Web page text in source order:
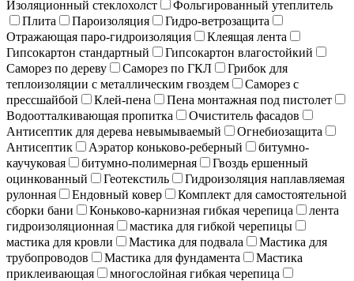
Изоляционный стеклохолст
Фольгированный утеплитель
Плита
Пароизоляция
Гидро-ветрозащита
Отражающая паро-гидроизоляция
Клеящая лента
Гипсокартон стандартный
Гипсокартон влагостойкий
Саморез по дереву
Саморез по ГКЛ
Грибок для
теплоизоляции с металлическим гвоздем
Саморез с
прессшайбой
Клей-пена
Пена монтажная под пистолет
Водоотталкивающая пропитка
Очиститель фасадов
Антисептик для дерева невымываемый
Огнебиозащита
Антисептик
Аэратор коньково-реберный
битумно-
каучуковая
битумно-полимерная
Гвоздь ершенный
оцинкованный
Геотекстиль
Гидроизоляция наплавляемая
рулонная
Ендовный ковер
Комплект для самостоятельной
сборки бани
Коньково-карнизная гибкая черепица
лента
гидроизоляционная
мастика для гибкой черепицы
мастика для кровли
Мастика для подвала
Мастика для
трубопроводов
Мастика для фундамента
Мастика
приклеивающая
многослойная гибкая черепица